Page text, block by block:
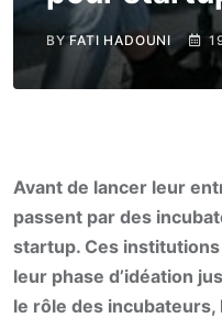
BYFATI HADOUNI
Avant de lancer leur
passent par des
startup. Ces
leur phase d’idéation
le rôle des